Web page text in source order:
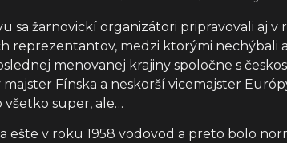
sa žarnovickí organizátori pripravovali aj
reprezentantov, medzi ktorými nechýbali
menovanej krajiny spoločne s
Fínska a neskorší vicemajster
všetko super, ale…
ešte v roku 1958 vodovod a preto bolo